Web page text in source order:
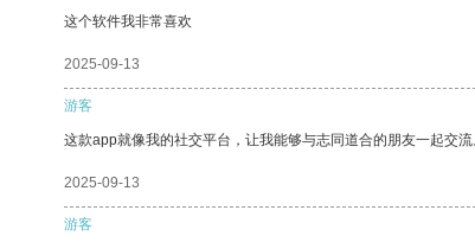
这个软件我非常喜欢
2025-09-13
游客
这款app就像我的社交平台，让我能够与志同道合的朋友一起交流
2025-09-13
游客